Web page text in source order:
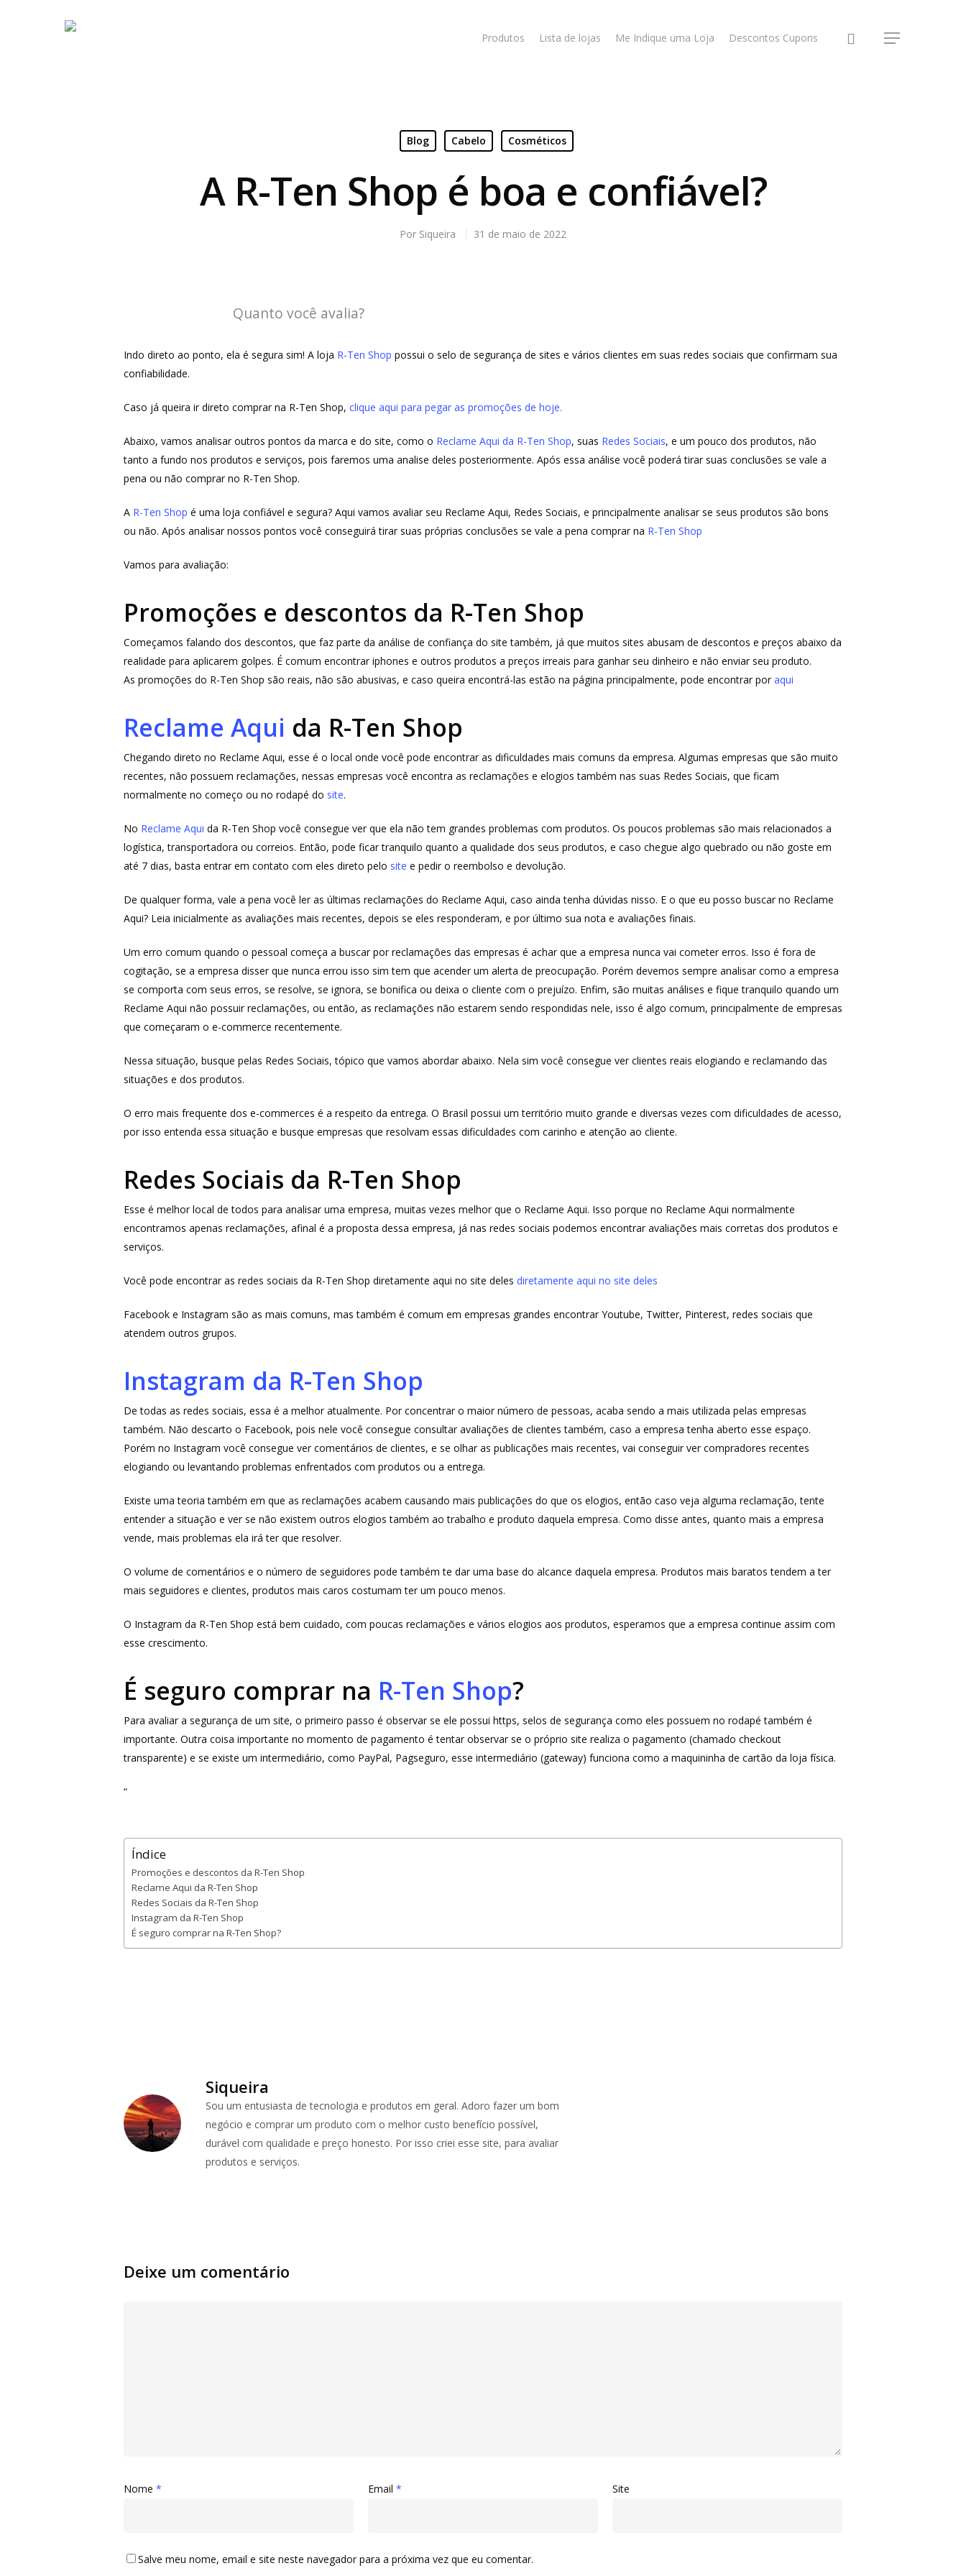
Aperte ENTER para buscar ou ESC para fechar
Produtos Lista de lojas Me Indique uma Loja Descontos Cupons
Blog Cabelo Cosméticos
A R-Ten Shop é boa e confiável?
Por Siqueira 31 de maio de 2022
Quanto você avalia?
Indo direto ao ponto, ela é segura sim! A loja R-Ten Shop possui o selo de segurança de sites e vários clientes em suas redes sociais que confirmam sua
confiabilidade.
Caso já queira ir direto comprar na R-Ten Shop, clique aqui para pegar as promoções de hoje.
Abaixo, vamos analisar outros pontos da marca e do site, como o Reclame Aqui da R-Ten Shop, suas Redes Sociais, e um pouco dos produtos, não
tanto a fundo nos produtos e serviços, pois faremos uma analise deles posteriormente. Após essa análise você poderá tirar suas conclusões se vale a
pena ou não comprar no R-Ten Shop.
A R-Ten Shop é uma loja confiável e segura? Aqui vamos avaliar seu Reclame Aqui, Redes Sociais, e principalmente analisar se seus produtos são bons
ou não. Após analisar nossos pontos você conseguirá tirar suas próprias conclusões se vale a pena comprar na R-Ten Shop
Vamos para avaliação:
Promoções e descontos da R-Ten Shop
Começamos falando dos descontos, que faz parte da análise de confiança do site também, já que muitos sites abusam de descontos e preços abaixo da
realidade para aplicarem golpes. É comum encontrar iphones e outros produtos a preços irreais para ganhar seu dinheiro e não enviar seu produto.
As promoções do R-Ten Shop são reais, não são abusivas, e caso queira encontrá-las estão na página principalmente, pode encontrar por aqui
Reclame Aqui da R-Ten Shop
Chegando direto no Reclame Aqui, esse é o local onde você pode encontrar as dificuldades mais comuns da empresa. Algumas empresas que são muito
recentes, não possuem reclamações, nessas empresas você encontra as reclamações e elogios também nas suas Redes Sociais, que ficam
normalmente no começo ou no rodapé do site.
No Reclame Aqui da R-Ten Shop você consegue ver que ela não tem grandes problemas com produtos. Os poucos problemas são mais relacionados a
logística, transportadora ou correios. Então, pode ficar tranquilo quanto a qualidade dos seus produtos, e caso chegue algo quebrado ou não goste em
até 7 dias, basta entrar em contato com eles direto pelo site e pedir o reembolso e devolução.
De qualquer forma, vale a pena você ler as últimas reclamações do Reclame Aqui, caso ainda tenha dúvidas nisso. E o que eu posso buscar no Reclame
Aqui? Leia inicialmente as avaliações mais recentes, depois se eles responderam, e por último sua nota e avaliações finais.
Um erro comum quando o pessoal começa a buscar por reclamações das empresas é achar que a empresa nunca vai cometer erros. Isso é fora de
cogitação, se a empresa disser que nunca errou isso sim tem que acender um alerta de preocupação. Porém devemos sempre analisar como a empresa
se comporta com seus erros, se resolve, se ignora, se bonifica ou deixa o cliente com o prejuízo. Enfim, são muitas análises e fique tranquilo quando um
Reclame Aqui não possuir reclamações, ou então, as reclamações não estarem sendo respondidas nele, isso é algo comum, principalmente de empresas
que começaram o e-commerce recentemente.
Nessa situação, busque pelas Redes Sociais, tópico que vamos abordar abaixo. Nela sim você consegue ver clientes reais elogiando e reclamando das
situações e dos produtos.
O erro mais frequente dos e-commerces é a respeito da entrega. O Brasil possui um território muito grande e diversas vezes com dificuldades de acesso,
por isso entenda essa situação e busque empresas que resolvam essas dificuldades com carinho e atenção ao cliente.
Redes Sociais da R-Ten Shop
Esse é melhor local de todos para analisar uma empresa, muitas vezes melhor que o Reclame Aqui. Isso porque no Reclame Aqui normalmente
encontramos apenas reclamações, afinal é a proposta dessa empresa, já nas redes sociais podemos encontrar avaliações mais corretas dos produtos e
serviços.
Você pode encontrar as redes sociais da R-Ten Shop diretamente aqui no site deles diretamente aqui no site deles
Facebook e Instagram são as mais comuns, mas também é comum em empresas grandes encontrar Youtube, Twitter, Pinterest, redes sociais que
atendem outros grupos.
Instagram da R-Ten Shop
De todas as redes sociais, essa é a melhor atualmente. Por concentrar o maior número de pessoas, acaba sendo a mais utilizada pelas empresas
também. Não descarto o Facebook, pois nele você consegue consultar avaliações de clientes também, caso a empresa tenha aberto esse espaço.
Porém no Instagram você consegue ver comentários de clientes, e se olhar as publicações mais recentes, vai conseguir ver compradores recentes
elogiando ou levantando problemas enfrentados com produtos ou a entrega.
Existe uma teoria também em que as reclamações acabem causando mais publicações do que os elogios, então caso veja alguma reclamação, tente
entender a situação e ver se não existem outros elogios também ao trabalho e produto daquela empresa. Como disse antes, quanto mais a empresa
vende, mais problemas ela irá ter que resolver.
O volume de comentários e o número de seguidores pode também te dar uma base do alcance daquela empresa. Produtos mais baratos tendem a ter
mais seguidores e clientes, produtos mais caros costumam ter um pouco menos.
O Instagram da R-Ten Shop está bem cuidado, com poucas reclamações e vários elogios aos produtos, esperamos que a empresa continue assim com
esse crescimento.
É seguro comprar na R-Ten Shop?
Para avaliar a segurança de um site, o primeiro passo é observar se ele possui https, selos de segurança como eles possuem no rodapé também é
importante. Outra coisa importante no momento de pagamento é tentar observar se o próprio site realiza o pagamento (chamado checkout
transparente) e se existe um intermediário, como PayPal, Pagseguro, esse intermediário (gateway) funciona como a maquininha de cartão da loja física.
“
Índice
Promoções e descontos da R-Ten Shop
Reclame Aqui da R-Ten Shop
Redes Sociais da R-Ten Shop
Instagram da R-Ten Shop
É seguro comprar na R-Ten Shop?
Siqueira
Sou um entusiasta de tecnologia e produtos em geral. Adoro fazer um bom
negócio e comprar um produto com o melhor custo benefício possível,
durável com qualidade e preço honesto. Por isso criei esse site, para avaliar
produtos e serviços.
Deixe um comentário
Nome * Email * Site
Salve meu nome, email e site neste navegador para a próxima vez que eu comentar.
MindsUp